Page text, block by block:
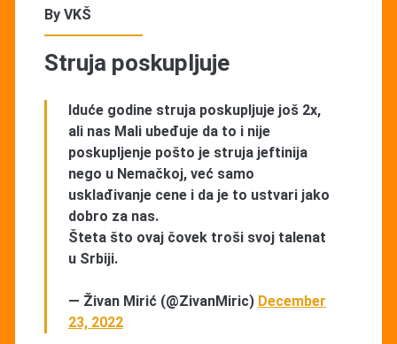
By VKŠ
Struja poskupljuje
Iduće godine struja poskupljuje još 2x,
ali nas Mali ubeđuje da to i nije
poskupljenje pošto je struja jeftinija
nego u Nemačkoj, već samo
usklađivanje cene i da je to ustvari jako
dobro za nas.
Šteta što ovaj čovek troši svoj talenat
u Srbiji.
— Živan Mirić (@ZivanMiric) December
23, 2022